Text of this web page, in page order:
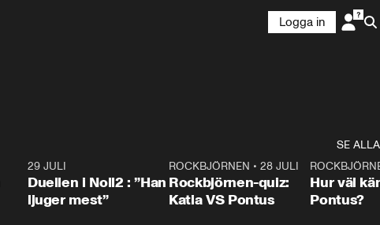
Logga in
SE ALLA
29 JULI
Duellen i Noll2 : ”Han
ljuger mest”
0:15
ROCKBJÖRNEN •28 JULI
Rockbjörnen-quiz:
Katia VS Pontus
Hur väl
Pontus?